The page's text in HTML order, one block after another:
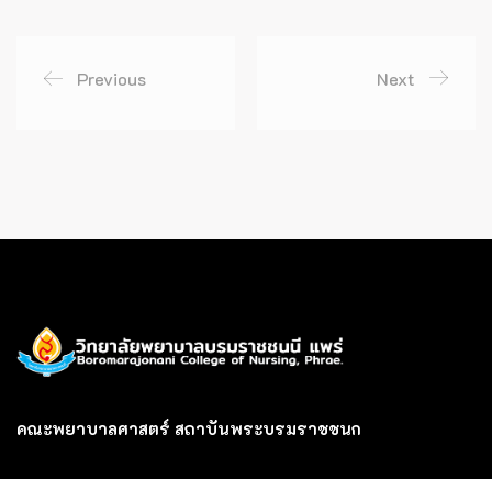
Previous Next
คณะพยาบาลศาสตร์ สถาบันพระบรมราชชนก